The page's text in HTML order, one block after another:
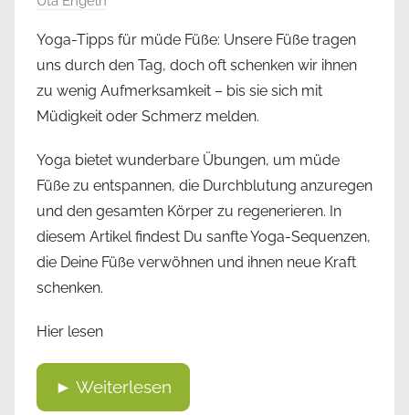
Yoga-Tipps für müde Füße: Unsere Füße tragen
uns durch den Tag, doch oft schenken wir ihnen
zu wenig Aufmerksamkeit – bis sie sich mit
Müdigkeit oder Schmerz melden.
Yoga bietet wunderbare Übungen, um müde
Füße zu entspannen, die Durchblutung anzuregen
und den gesamten Körper zu regenerieren. In
diesem Artikel findest Du sanfte Yoga-Sequenzen,
die Deine Füße verwöhnen und ihnen neue Kraft
schenken.
Hier lesen
► Weiterlesen